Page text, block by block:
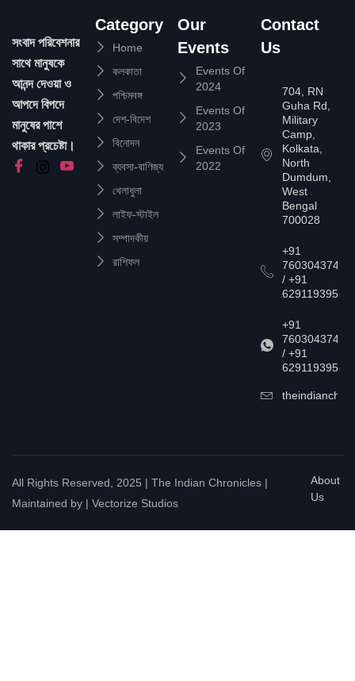
সংবাদ পরিবেশনার
সাথে মানুষকে
আনন্দ দেওয়া ও
আপদে বিপদে
মানুষের পাশে
থাকার প্রচেষ্টা।
Category
Home
কলকাতা
পশ্চিমবঙ্গ
দেশ-বিদেশ
বিনোদন
ব্যবসা-বাণিজ্য
খেলাধুলা
লাইফ-স্টাইল
সম্পাদকীয়
রাশিফল
Our
Events
Events Of
2024
Events Of
2023
Events Of
2022
Contact
Us
704, RN
Guha Rd,
Military
Camp,
Kolkata,
North
Dumdum,
West
Bengal
700028
+91
7603043747
/ +91
6291193957
+91
7603043747
/ +91
6291193957
All Rights Reserved, 2025 | The Indian Chronicles |
Maintained by | Vectorize Studios
About
Us